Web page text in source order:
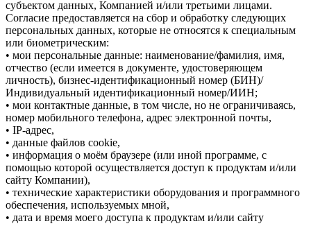
субъектом данных, Компанией и/или третьими лицами.
Согласие предоставляется на сбор и обработку следующих
персональных данных, которые не относятся к специальным
или биометрическим:
• мои персональные данные: наименование/фамилия, имя,
отчество (если имеется в документе, удостоверяющем
личность), бизнес-идентификационный номер (БИН)/
Индивидуальный идентификационный номер/ИИН;
• мои контактные данные, в том числе, но не ограничиваясь,
номер мобильного телефона, адрес электронной почты,
• IP-адрес,
• данные файлов cookie,
• информация о моём браузере (или иной программе, с
помощью которой осуществляется доступ к продуктам и/или
сайту Компании),
• технические характеристики оборудования и программного
обеспечения, используемых мной,
• дата и время моего доступа к продуктам и/или сайту